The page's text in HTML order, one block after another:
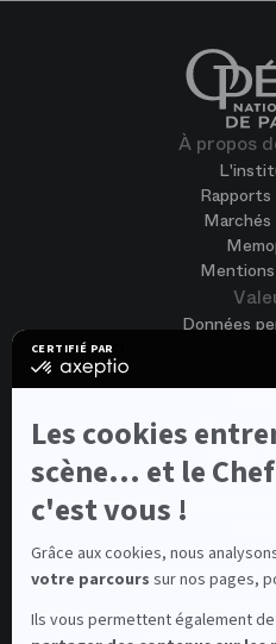
CERTIFIÉ PAR
certifié
En
plus
Axeptio
Les cookies
scène... et le
c'est vous !
Grâce aux cookies, nous
votre parcours sur nos pages,
Ils vous permettent également de
À propos
Rapports
Marchés
Données
Nous
Offres
Concours et
Contacts
Médiateur de la